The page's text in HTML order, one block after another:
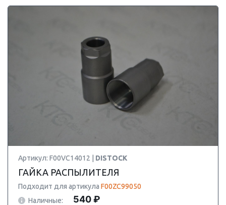
Артикул: F00VC14012 | DISTOCK
ГАЙКА РАСПЫЛИТЕЛЯ
Подходит для артикула F00ZC99050
Наличные:
540 ₽